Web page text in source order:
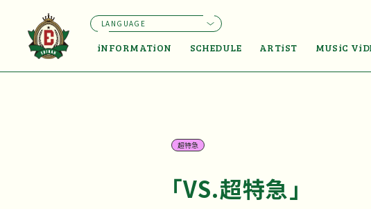
iNFORMATiON SCHEDULE ARTiST MUSiC
LANGUAGE
超特急
「VS.超特急」